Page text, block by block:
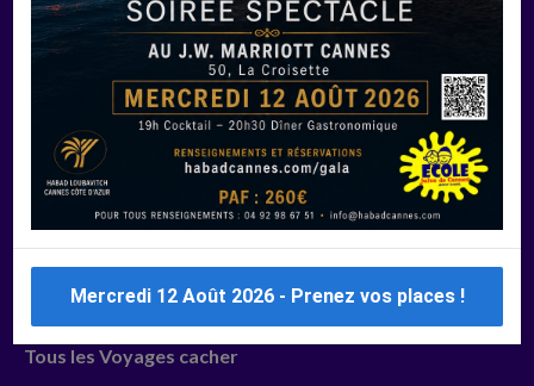
Manger Cacher
Liste des restaurants cacher
Restaurants cacher à Paris
Restaurants cacher à Deauville
Restaurants cacher à Lyon
Restaurants cacher à Marseille
Restaurants cacher Dubaï
Tous les Voyages cacher
Mercredi 12 Août 2026 - Prenez vos places !